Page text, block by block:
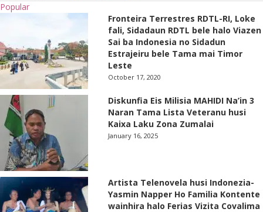
Popular
Fronteira Terrestres RDTL-RI, Loke
fali, Sidadaun RDTL bele halo Viazen
Sai ba Indonesia no Sidadun
Estrajeiru bele Tama mai Timor
Leste
October 17, 2020
Diskunfia Eis Milisia MAHIDI Na’in 3
Naran Tama Lista Veteranu husi
Kaixa Laku Zona Zumalai
January 16, 2025
Artista Telenovela husi Indonezia-
Yasmin Napper Ho Familia Kontente
wainhira halo Ferias Vizita Covalima